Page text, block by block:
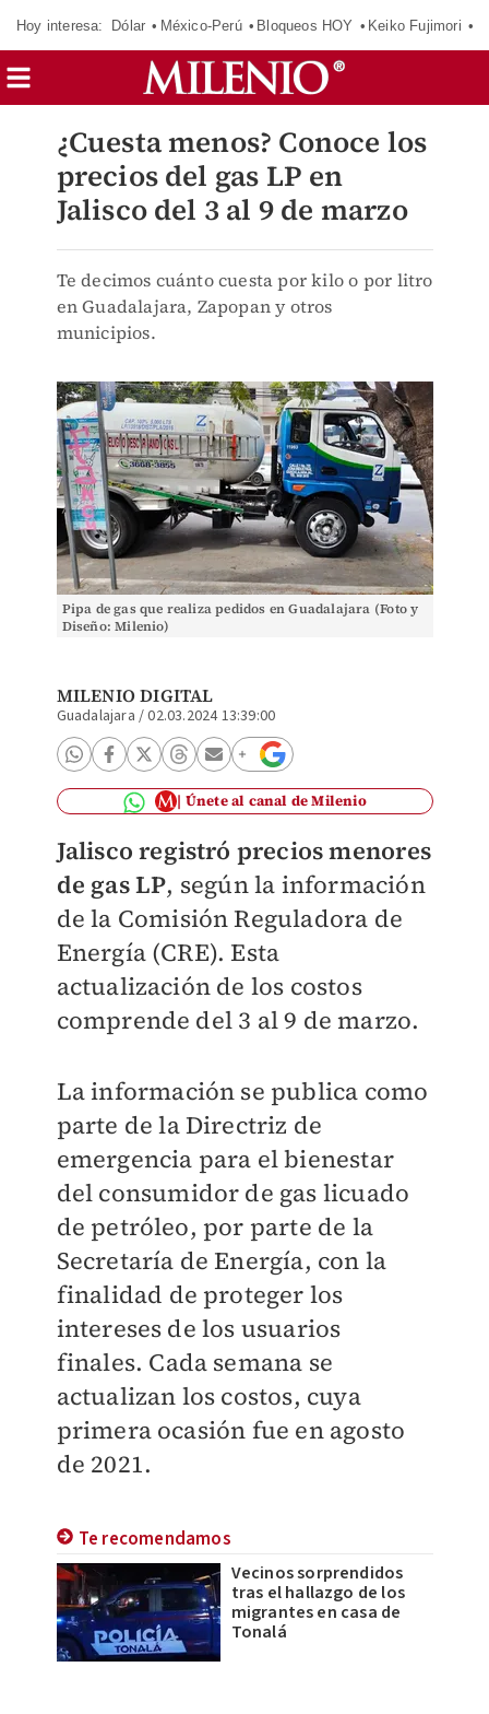
Hoy interesa: Dólar México-Perú Bloqueos HOY Keiko Fujimori
¿Cuesta menos? Conoce los
precios del gas LP en
Jalisco del 3 al 9 de marzo
Te decimos cuánto cuesta por kilo o por litro
en Guadalajara, Zapopan y otros
municipios.
Pipa de gas que realiza pedidos en Guadalajara (Foto y
Diseño: Milenio)
MILENIO DIGITAL
Guadalajara /02.03.2024 13:39:00
Únete al canal de Milenio
Jalisco registró precios menores
de gas LP, según la información
de la Comisión Reguladora de
Energía (CRE). Esta
actualización de los costos
comprende del 3 al 9 de marzo.
La información se publica como
parte de la Directriz de
emergencia para el bienestar
del consumidor de gas licuado
de petróleo, por parte de la
Secretaría de Energía, con la
finalidad de proteger los
intereses de los usuarios
finales. Cada semana se
actualizan los costos, cuya
primera ocasión fue en agosto
de 2021.
Te recomendamos
Vecinos sorprendidos
tras el hallazgo de los
migrantes en casa de
Tonalá